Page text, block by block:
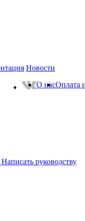
Новости
О насОплата
Написать руководству